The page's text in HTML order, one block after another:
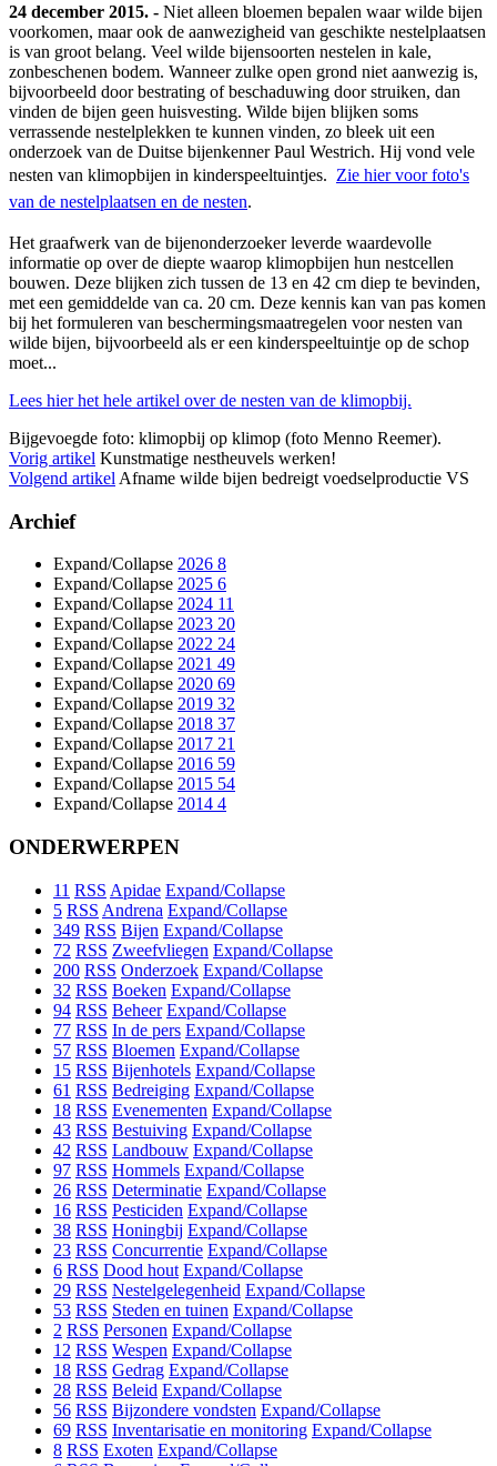
24 december 2015. - Niet alleen bloemen bepalen waar wilde bijen
voorkomen, maar ook de aanwezigheid van geschikte nestelplaatsen
is van groot belang. Veel wilde bijensoorten nestelen in kale,
zonbeschenen bodem. Wanneer zulke open grond niet aanwezig is,
bijvoorbeeld door bestrating of beschaduwing door struiken, dan
vinden de bijen geen huisvesting. Wilde bijen blijken soms
verrassende nestelplekken te kunnen vinden, zo bleek uit een
onderzoek van de Duitse bijenkenner Paul Westrich. Hij vond vele
nesten van klimopbijen in kinderspeeltuintjes. Zie hier voor foto's
van de nestelplaatsen en de nesten.
Het graafwerk van de bijenonderzoeker leverde waardevolle
informatie op over de diepte waarop klimopbijen hun nestcellen
bouwen. Deze blijken zich tussen de 13 en 42 cm diep te bevinden,
met een gemiddelde van ca. 20 cm. Deze kennis kan van pas komen
bij het formuleren van beschermingsmaatregelen voor nesten van
wilde bijen, bijvoorbeeld als er een kinderspeeltuintje op de schop
moet...
Lees hier het hele artikel over de nesten van de klimopbij.
Bijgevoegde foto: klimopbij op klimop (foto Menno Reemer).
Vorig artikel Kunstmatige nestheuvels werken!
Volgend artikel Afname wilde bijen bedreigt voedselproductie VS
Archief
Expand/Collapse 2026 8
Expand/Collapse 2025 6
Expand/Collapse 2024 11
Expand/Collapse 2023 20
Expand/Collapse 2022 24
Expand/Collapse 2021 49
Expand/Collapse 2020 69
Expand/Collapse 2019 32
Expand/Collapse 2018 37
Expand/Collapse 2017 21
Expand/Collapse 2016 59
Expand/Collapse 2015 54
Expand/Collapse 2014 4
ONDERWERPEN
11 RSS Apidae Expand/Collapse
5 RSS Andrena Expand/Collapse
349 RSS Bijen Expand/Collapse
72 RSS Zweefvliegen Expand/Collapse
200 RSS Onderzoek Expand/Collapse
32 RSS Boeken Expand/Collapse
94 RSS Beheer Expand/Collapse
77 RSS In de pers Expand/Collapse
57 RSS Bloemen Expand/Collapse
15 RSS Bijenhotels Expand/Collapse
61 RSS Bedreiging Expand/Collapse
18 RSS Evenementen Expand/Collapse
43 RSS Bestuiving Expand/Collapse
42 RSS Landbouw Expand/Collapse
97 RSS Hommels Expand/Collapse
26 RSS Determinatie Expand/Collapse
16 RSS Pesticiden Expand/Collapse
38 RSS Honingbij Expand/Collapse
23 RSS Concurrentie Expand/Collapse
6 RSS Dood hout Expand/Collapse
29 RSS Nestelgelegenheid Expand/Collapse
53 RSS Steden en tuinen Expand/Collapse
2 RSS Personen Expand/Collapse
12 RSS Wespen Expand/Collapse
18 RSS Gedrag Expand/Collapse
28 RSS Beleid Expand/Collapse
56 RSS Bijzondere vondsten Expand/Collapse
69 RSS Inventarisatie en monitoring Expand/Collapse
8 RSS Exoten Expand/Collapse